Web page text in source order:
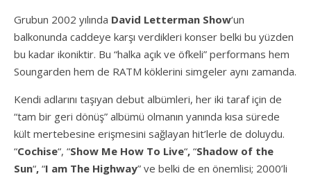
Grubun 2002 yılında David Letterman Show‘un
balkonunda caddeye karşı verdikleri konser belki bu yüzden
bu kadar ikoniktir. Bu “halka açık ve öfkeli” performans hem
Soungarden hem de RATM köklerini simgeler aynı zamanda.
Kendi adlarını taşıyan debut albümleri, her iki taraf için de
“tam bir geri dönüş” albümü olmanın yanında kısa sürede
kült mertebesine erişmesini sağlayan hit’lerle de doluydu.
“Cochise“, “Show Me How To Live“, “Shadow of the
Sun“, “I am The Highway” ve belki de en önemlisi; 2000’li